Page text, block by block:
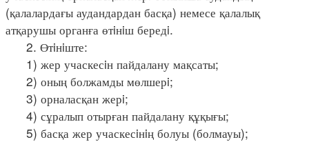
(қалалардағы аудандардан басқа) немесе қалалық
атқарушы органға өтiнiш бередi.
2. Өтiнiште:
1) жер учаскесiн пайдалану мақсаты;
2) оның болжамды мөлшерi;
3) орналасқан жерi;
4) сұралып отырған пайдалану құқығы;
5) басқа жер учаскесiнiң болуы (болмауы);